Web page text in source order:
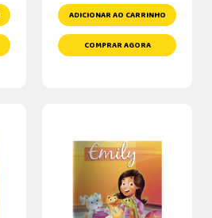
ADICIONAR AO CARRINHO
COMPRAR AGORA